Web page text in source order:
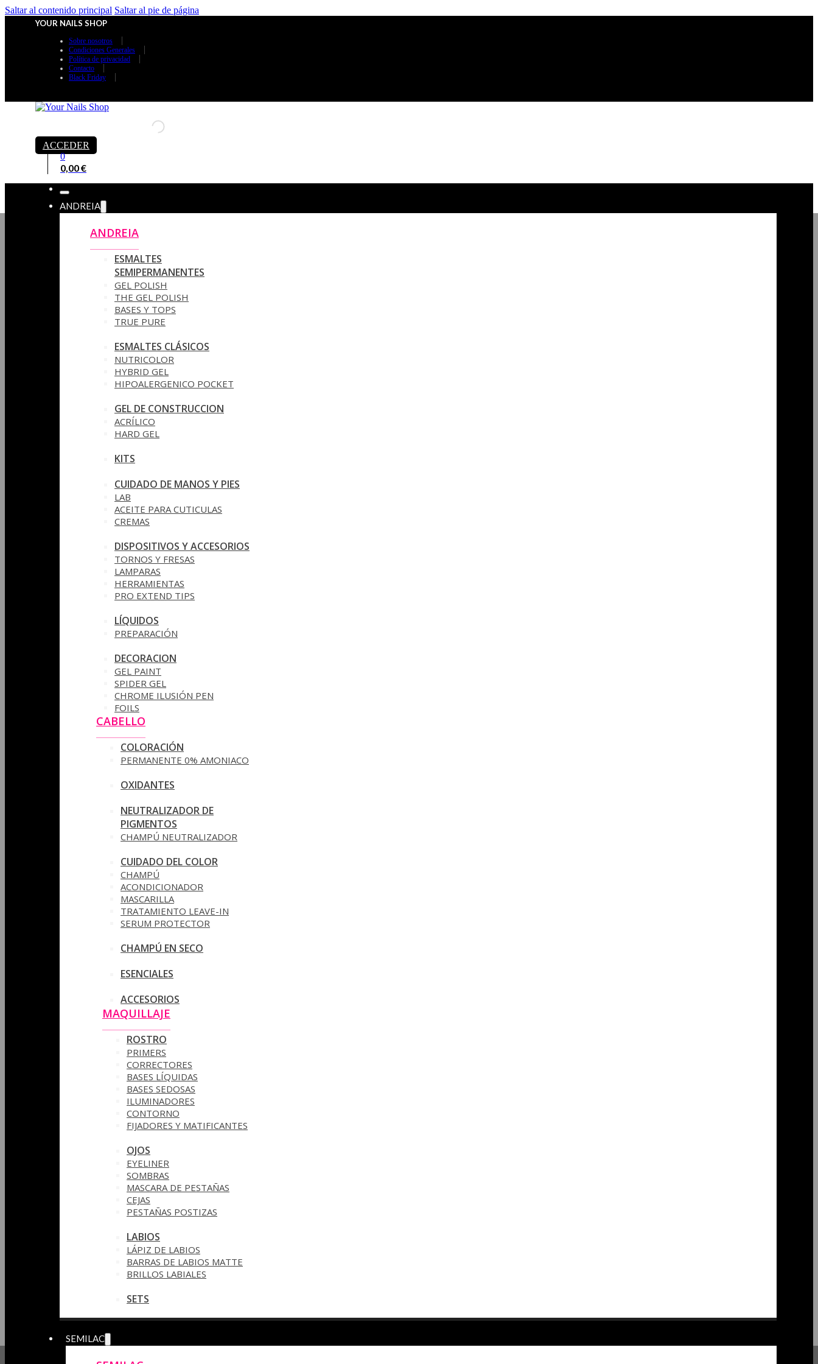
Saltar al contenido principal Saltar al pie de página
YOUR NAILS SHOP
Sobre nosotros
Condiciones Generales
Política de privacidad
Contacto
Black Friday
ACCEDER
0
0,00€
ANDREIA
ANDREIA
ESMALTES
SEMIPERMANENTES
GEL POLISH
THE GEL POLISH
BASES Y‎ TOPS
TRUE PURE
ESMALTES CLÁSICOS
NUTRICOLOR
HYBRID GEL
HIPOALERGENICO POCKET
GEL DE CONSTRUCCION
ACRÍLICO
HARD GEL
KITS
CUIDADO DE MANOS Y PIES
LAB
ACEITE PARA CUTICULAS
CREMAS
DISPOSITIVOS Y ACCESORIOS
TORNOS Y FRESAS
LAMPARAS
HERRAMIENTAS
PRO EXTEND TIPS
LÍQUIDOS
PREPARACIÓN
DECORACION
GEL PAINT
SPIDER GEL
CHROME ILUSIÓN PEN
FOILS
CABELLO
COLORACIÓN
PERMANENTE 0% AMONIACO
OXIDANTES
NEUTRALIZADOR DE
PIGMENTOS
CHAMPÚ NEUTRALIZADOR
CUIDADO DEL COLOR
CHAMPÚ
ACONDICIONADOR
MASCARILLA
TRATAMIENTO LEAVE-IN
SERUM PROTECTOR
CHAMPÚ EN SECO
ESENCIALES
ACCESORIOS
MAQUILLAJE
ROSTRO
PRIMERS
CORRECTORES
BASES LÍQUIDAS
BASES SEDOSAS
ILUMINADORES
CONTORNO
FIJADORES Y MATIFICANTES
OJOS
EYELINER
SOMBRAS
MASCARA DE PESTAÑAS
CEJAS
PESTAÑAS POSTIZAS
LABIOS
LÁPIZ DE LABIOS
BARRAS DE LABIOS MATTE
BRILLOS LABIALES
SETS
SEMILAC